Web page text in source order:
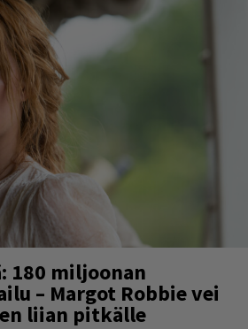
180 miljoonan
– Margot Robbie vei
liian pitkälle